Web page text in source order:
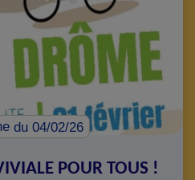
du 04/02/26
POUR TOUS !